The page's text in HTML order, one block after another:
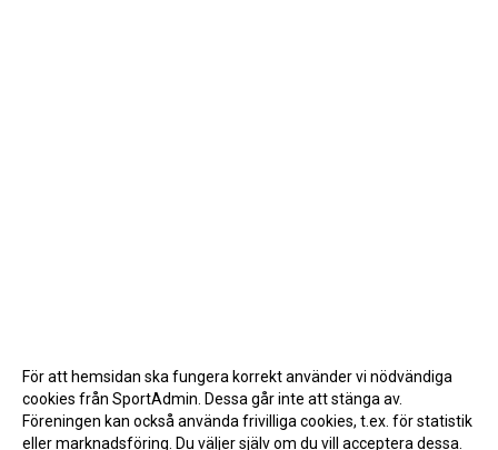
För att hemsidan ska fungera korrekt använder vi nödvändiga
cookies från SportAdmin. Dessa går inte att stänga av.
Föreningen kan också använda frivilliga cookies, t.ex. för statistik
eller marknadsföring. Du väljer själv om du vill acceptera dessa.